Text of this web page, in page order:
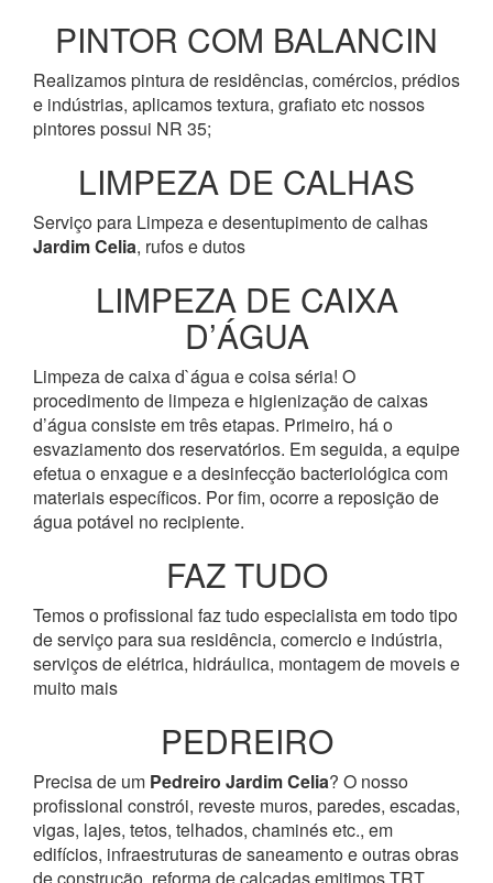
PINTOR COM BALANCIN
Realizamos pintura de residências, comércios, prédios
e indústrias, aplicamos textura, grafiato etc nossos
pintores possui NR 35;
LIMPEZA DE CALHAS
Serviço para Limpeza e desentupimento de calhas
Jardim Celia, rufos e dutos
LIMPEZA DE CAIXA
D’ÁGUA
Limpeza de caixa d`água e coisa séria! O
procedimento de limpeza e higienização de caixas
d’água consiste em três etapas. Primeiro, há o
esvaziamento dos reservatórios. Em seguida, a equipe
efetua o enxague e a desinfecção bacteriológica com
materiais específicos. Por fim, ocorre a reposição de
água potável no recipiente.
FAZ TUDO
Temos o profissional faz tudo especialista em todo tipo
de serviço para sua residência, comercio e indústria,
serviços de elétrica, hidráulica, montagem de moveis e
muito mais
PEDREIRO
Precisa de um Pedreiro Jardim Celia? O nosso
profissional constrói, reveste muros, paredes, escadas,
vigas, lajes, tetos, telhados, chaminés etc., em
edifícios, infraestruturas de saneamento e outras obras